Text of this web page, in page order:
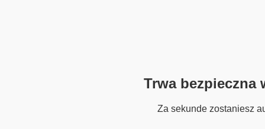
Trwa bezpieczna
Za sekunde zostaniesz